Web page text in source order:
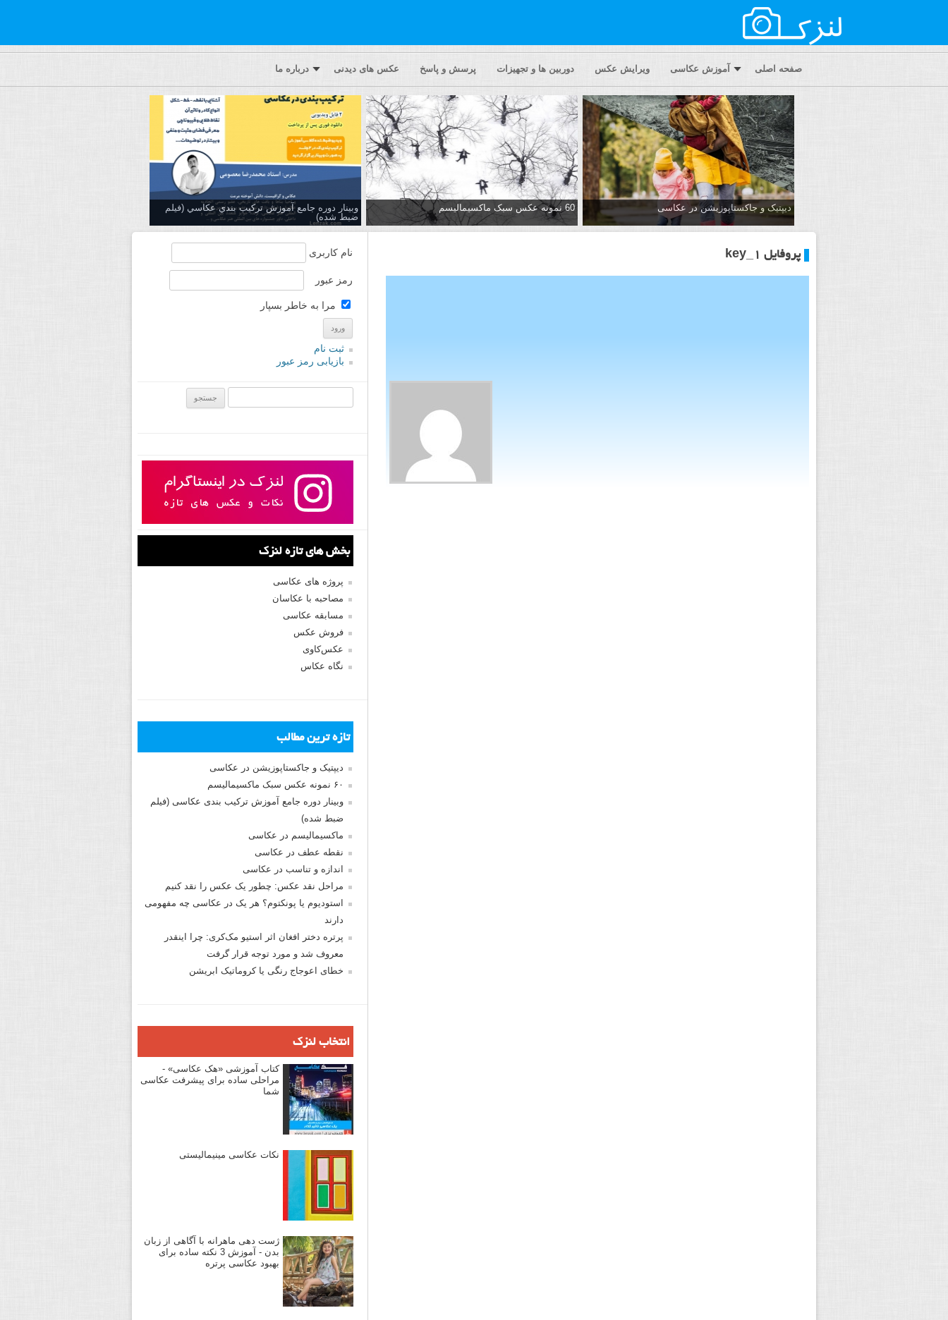
صفحه اصلی آموزش عکاسی ویرایش عکس دوربین ها و تجهیزات پرسش و پاسخ عکس های دیدنی درباره ما
دیپتیک و جاکستا‌پوزیشن در عکاسی 60 نمونه عکس سبک ماکسیمالیسم
وبینار دوره جامع آموزش تركيب بندي عكاسي (فیلم
ضبط شده)
پروفایل key_1 نام کاربری
رمز عبور
مرا به خاطر بسپار
ثبت نام
بازیابی رمز عبور
بخش های تازه لنزک
پروژه های عکاسی
مصاحبه با عکاسان
مسابقه عکاسی
فروش عکس
عکس‌کاوی
نگاه عکاس
تازه ترین مطالب
دیپتیک و جاکستا‌پوزیشن در عکاسی
۶۰ نمونه عکس سبک ماکسیمالیسم
وبینار دوره جامع آموزش ترکیب بندی عکاسی (فیلم
ضبط شده)
ماکسیمالیسم در عکاسی
نقطه عطف در عکاسی
اندازه و تناسب در عکاسی
مراحل نقد عکس: چطور یک عکس را نقد کنیم
استودیوم یا پونکتوم؟ هر یک در عکاسی چه مفهومی
دارند
پرتره دختر افغان اثر استیو مک‌کری: چرا اینقدر
معروف شد و مورد توجه قرار گرفت
خطای اعوجاج رنگی یا کروماتیک ابریشن
انتخاب لنزک
کتاب آموزشی «هک عکاسی» -
مراحلی ساده برای پیشرفت عکاسی
شما
نکات عکاسی مینیمالیستی
ژست دهی ماهرانه با آگاهی از زبان
بدن - آموزش 3 نکته ساده برای
بهبود عکاسی پرتره